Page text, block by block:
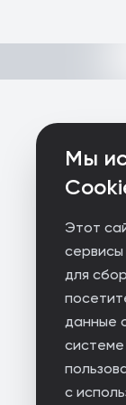
Мы
Этот
для
данные
с